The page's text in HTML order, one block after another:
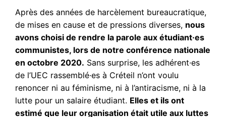
Après des années de harcèlement bureaucratique,
de mises en cause et de pressions diverses, nous
avons choisi de rendre la parole aux étudiant·es
communistes, lors de notre conférence nationale
en octobre 2020. Sans surprise, les adhérent·es
de l’UEC rassemblé·es à Créteil n’ont voulu
renoncer ni au féminisme, ni à l’antiracisme, ni à la
lutte pour un salaire étudiant. Elles et ils ont
estimé que leur organisation était utile aux luttes